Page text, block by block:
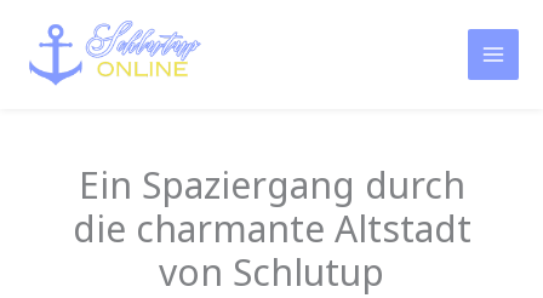
Inhalt
springen
Ein Spaziergang durch
die charmante Altstadt
von Schlutup